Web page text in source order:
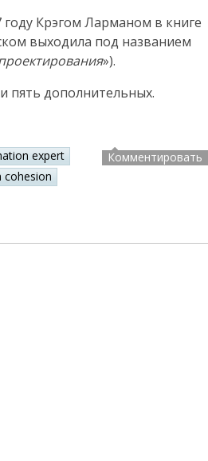
Крэгом Ларманом в книге
выходила под названием
»).
пять дополнительных.
expert
cohesion
Комментировать